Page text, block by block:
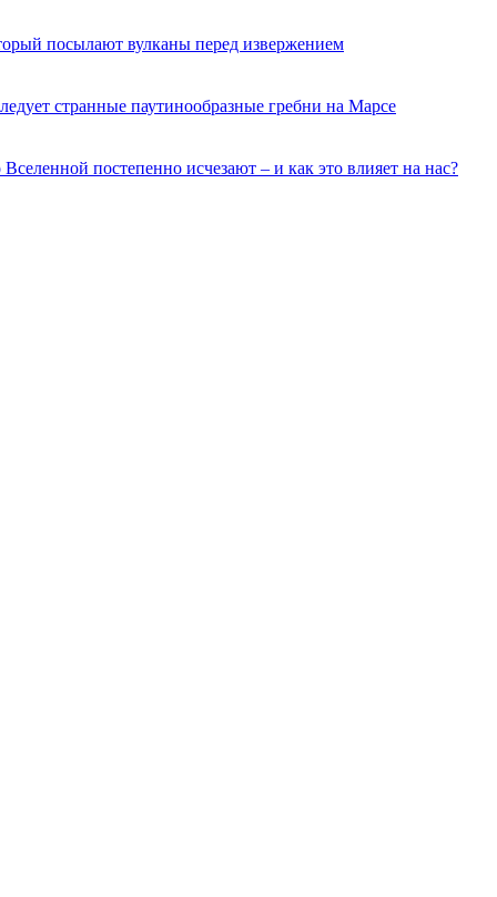
посылают вулканы перед извержением
странные паутинообразные гребни на Марсе
постепенно исчезают – и как это влияет на нас?